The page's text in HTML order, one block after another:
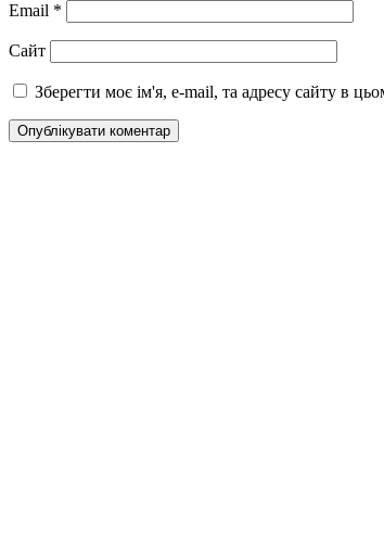
Email *
Сайт
Зберегти моє ім'я, e-mail, та адресу сайту в